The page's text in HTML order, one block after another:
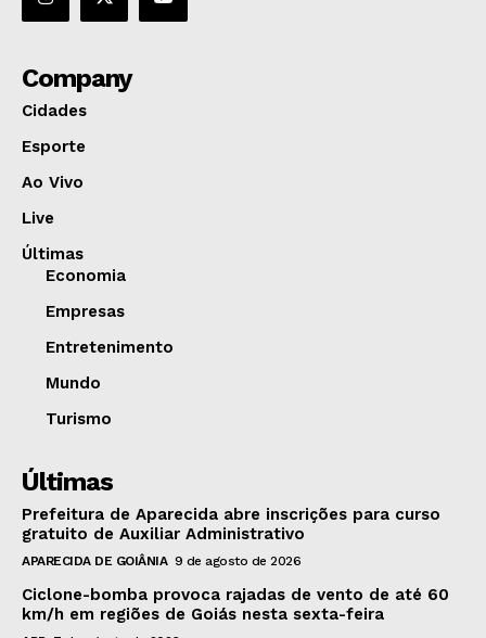
Company
Cidades
Esporte
Ao Vivo
Live
Últimas
Economia
Empresas
Entretenimento
Mundo
Turismo
Últimas
Prefeitura de Aparecida abre inscrições para curso
gratuito de Auxiliar Administrativo
APARECIDA DE GOIÂNIA 9 de agosto de 2026
Ciclone-bomba provoca rajadas de vento de até 60
km/h em regiões de Goiás nesta sexta-feira